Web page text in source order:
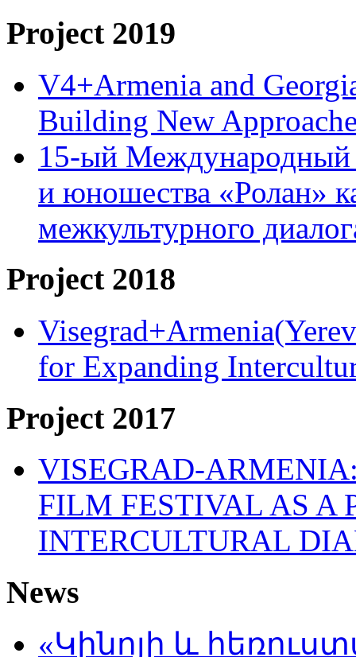
Project 2019
V4+Armenia and
Building New
15-ый Международный
и юношества «Ролан»
межкультурного
Project 2018
for Expanding
Project 2017
VISEGRAD-
FILM FESTIVAL AS A
INTERCULTURAL
News
«Կինոյի և